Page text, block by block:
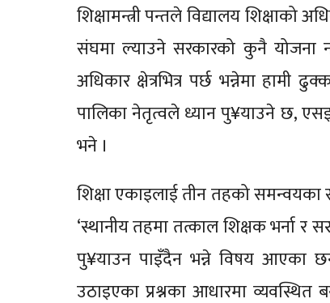
शिक्षामन्त्री पन्तले विद्यालय शिक्षाको
संघमा ल्याउने सरकारको कुनै योजना
अधिकार क्षेत्रभित्र पर्छ भन्नेमा
पालिका नेतृत्वले ध्यान पु¥याउने छ,
भने ।
शिक्षा एकाइलाई तीन तहको समन्वयका
‘स्थानीय तहमा तत्काल शिक्षक भर्ना र
पु¥याउन पाइँदैन भन्ने विषय आएका
उठाइएका प्रश्नका आधारमा व्यवस्थित